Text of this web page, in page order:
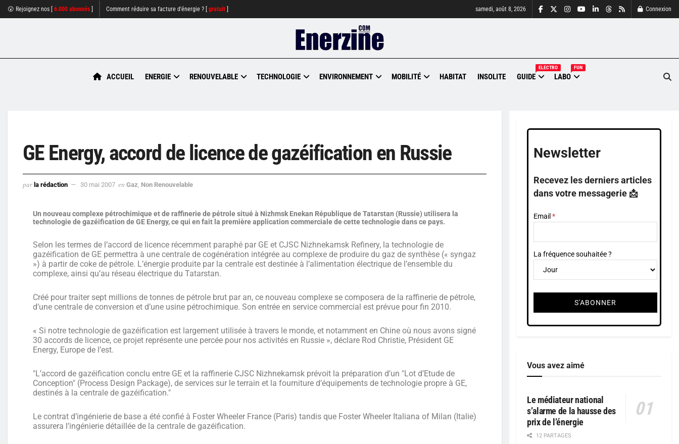
😮 Rejoignez nos [ 6.000 abonnés Comment réduire sa facture d'énergie ? [ gratuit samedi, août 8, 2026 Connexion
ACCUEIL ENERGIE RENOUVELABLE TECHNOLOGIE ENVIRONNEMENT MOBILITÉ HABITAT INSOLITE GUIDE
ELECTRO
LABO
FUN
GE Energy, accord de licence de gazéification en Russie
par la rédaction 30 mai 2007 en Gaz Non Renouvelable
Un nouveau complexe pétrochimique et de raffinerie de pétrole situé à Nizhmsk Enekan République de Tatarstan (Russie) utilisera la
technologie de gazéification de GE Energy, ce qui en fait la première application commerciale de cette technologie dans ce pays.
Selon les termes de l’accord de licence récemment paraphé par GE et CJSC Nizhnekamsk Refinery, la technologie de
gazéification de GE permettra à une centrale de cogénération intégrée au complexe de produire du gaz de synthèse (« syngaz
») à partir de coke de pétrole. L’énergie produite par la centrale est destinée à l’alimentation électrique de l’ensemble du
complexe, ainsi qu’au réseau électrique du Tatarstan.
Créé pour traiter sept millions de tonnes de pétrole brut par an, ce nouveau complexe se composera de la raffinerie de pétrole,
d’une centrale de conversion et d’une usine pétrochimique. Son entrée en service commercial est prévue pour fin 2010.
« Si notre technologie de gazéification est largement utilisée à travers le monde, et notamment en Chine où nous avons signé
30 accords de licence, ce projet représente une percée pour nos activités en Russie », déclare Rod Christie, Président GE
Energy, Europe de l’est.
"L’accord de gazéification conclu entre GE et la raffinerie CJSC Nizhnekamsk prévoit la préparation d’un "Lot d’Etude de
Conception" (Process Design Package), de services sur le terrain et la fourniture d’équipements de technologie propre à GE,
destinés à la centrale de gazéification."
Le contrat d’ingénierie de base a été confié à Foster Wheeler France (Paris) tandis que Foster Wheeler Italiana of Milan (Italie)
assurera l’ingénierie détaillée de la centrale de gazéification.
Newsletter
Recevez les derniers articles
dans votre messagerie 📩
Email
La fréquence souhaitée ?
Vous avez aimé
Le médiateur national
s’alarme de la hausse des
prix de l’énergie
12 PARTAGES